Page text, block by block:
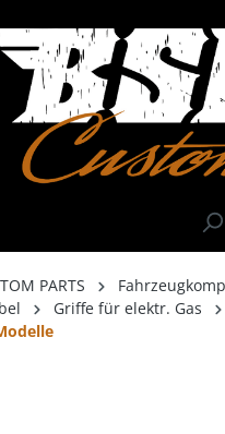
PARTS
Griffe für elektr. Gas